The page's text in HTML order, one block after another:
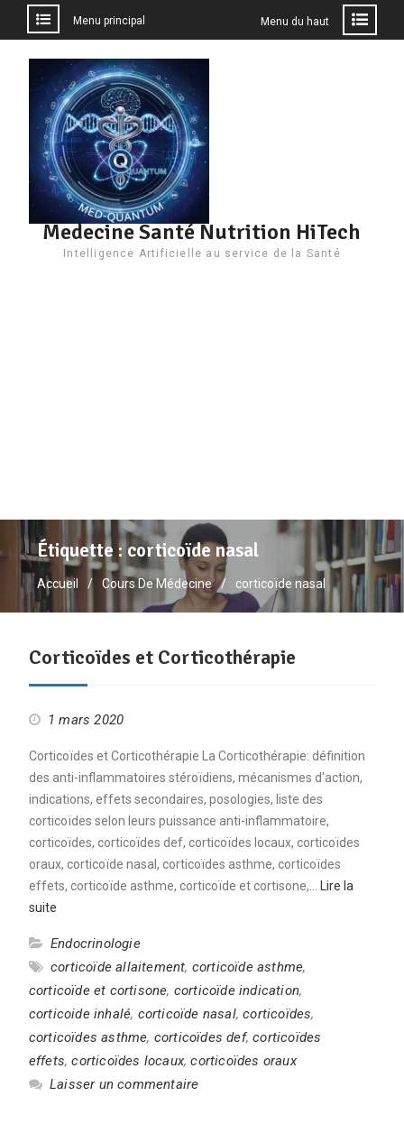
contenu
Menu principal Menu du haut
Medecine Santé Nutrition HiTech
Intelligence Artificielle au service de la Santé
Étiquette : corticoïde nasal
Accueil Cours De Médecine corticoïde nasal
Corticoïdes et Corticothérapie
1 mars 2020
Corticoïdes et Corticothérapie La Corticothérapie: définition
des anti-inflammatoires stéroïdiens, mécanismes d'action,
indications, effets secondaires, posologies, liste des
corticoïdes selon leurs puissance anti-inflammatoire,
corticoïdes, corticoïdes def, corticoïdes locaux, corticoïdes
oraux, corticoïde nasal, corticoïdes asthme, corticoïdes
effets, corticoïde asthme, corticoïde et cortisone,…
Lire la
suite
Endocrinologie
corticoïde allaitement, corticoïde asthme,
corticoïde et cortisone, corticoïde indication,
corticoide inhalé, corticoïde nasal,corticoïdes,
corticoïdes asthme, corticoïdes def,corticoïdes
effets,corticoïdes locaux,corticoïdes oraux
Laisser un commentaire